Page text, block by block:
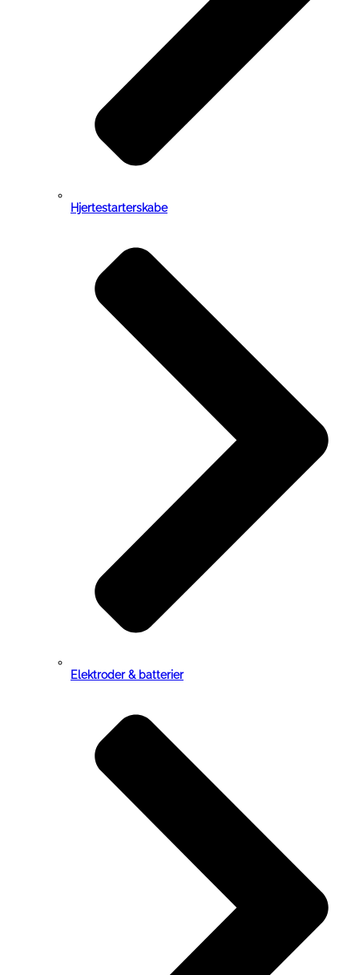
Hjertestarterskabe
Elektroder & batterier